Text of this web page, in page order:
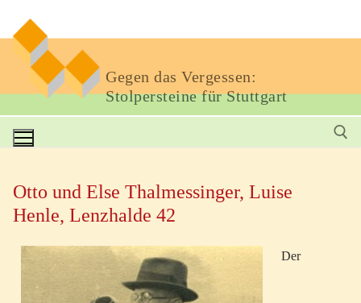
Gegen das Vergessen:
Stolpersteine für Stuttgart
Otto und Else Thalmessinger, Luise
Henle, Lenzhalde 42
Der